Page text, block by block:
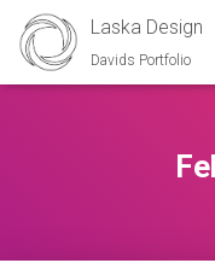
Laska Design
Davids Portfolio